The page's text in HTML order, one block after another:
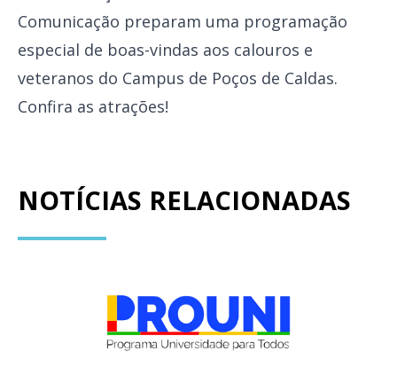
Comunicação preparam uma programação
especial de boas-vindas aos calouros e
veteranos do Campus de Poços de Caldas.
Confira as atrações!
NOTÍCIAS RELACIONADAS